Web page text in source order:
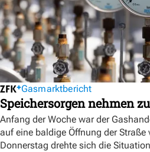
Gasmarktbericht
Speichersorgen nehmen zu
Anfang der Woche war der
auf eine baldige Öffnung der
Donnerstag drehte sich die